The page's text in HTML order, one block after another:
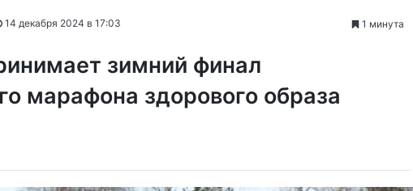
14 декабря 2024 в 17:03 1 минута
зимний финал
марафона здорового образа